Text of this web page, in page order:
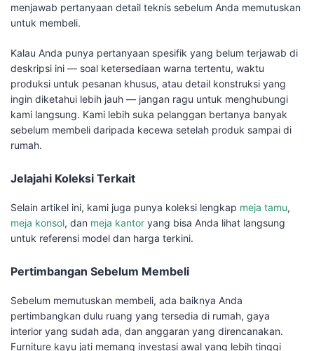
menjawab pertanyaan detail teknis sebelum Anda memutuskan
untuk membeli.
Kalau Anda punya pertanyaan spesifik yang belum terjawab di
deskripsi ini — soal ketersediaan warna tertentu, waktu
produksi untuk pesanan khusus, atau detail konstruksi yang
ingin diketahui lebih jauh — jangan ragu untuk menghubungi
kami langsung. Kami lebih suka pelanggan bertanya banyak
sebelum membeli daripada kecewa setelah produk sampai di
rumah.
Jelajahi Koleksi Terkait
Selain artikel ini, kami juga punya koleksi lengkap meja tamu,
meja konsol, dan meja kantor yang bisa Anda lihat langsung
untuk referensi model dan harga terkini.
Pertimbangan Sebelum Membeli
Sebelum memutuskan membeli, ada baiknya Anda
pertimbangkan dulu ruang yang tersedia di rumah, gaya
interior yang sudah ada, dan anggaran yang direncanakan.
Furniture kayu jati memang investasi awal yang lebih tinggi